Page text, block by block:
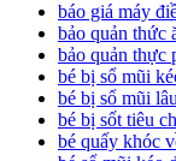
báo giá máy
bảo quản thức
bảo quản thực
bé bị sổ mũi
bé bị sổ mũi
bé bị sốt tiêu
bé quấy khóc